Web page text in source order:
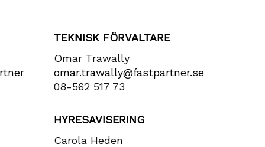
TEKNISK FÖRVALTARE
Omar Trawally
omar.trawally@fastpartner.se
08-562 517 73
HYRESAVISERING
Carola Heden